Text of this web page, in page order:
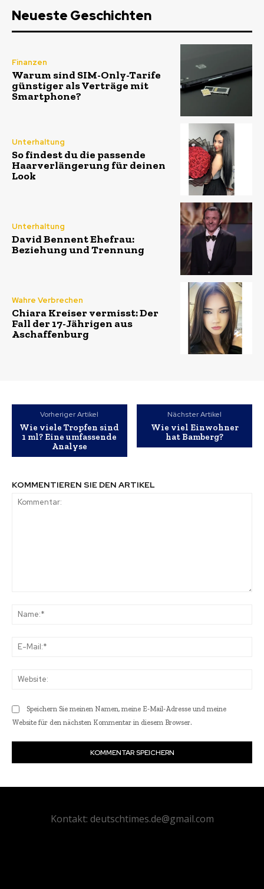
Neueste Geschichten
Finanzen
Warum sind SIM-Only-Tarife
günstiger als Verträge mit
Smartphone?
Unterhaltung
So findest du die passende
Haarverlängerung für deinen
Look
Unterhaltung
David Bennent Ehefrau:
Beziehung und Trennung
Wahre Verbrechen
Chiara Kreiser vermisst: Der
Fall der 17-Jährigen aus
Aschaffenburg
Vorheriger Artikel
Wie viele Tropfen sind
1 ml? Eine umfassende
Analyse
Nächster Artikel
Wie viel Einwohner
hat Bamberg?
KOMMENTIEREN SIE DEN ARTIKEL
Speichern Sie meinen Namen, meine E-Mail-Adresse und meine
Website für den nächsten Kommentar in diesem Browser.
Kontakt: deutschtimes.de@gmail.com